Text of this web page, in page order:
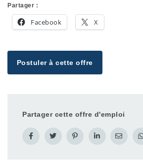
Partager :
Facebook X
Postuler à cette offre
Partager cette offre d'emploi